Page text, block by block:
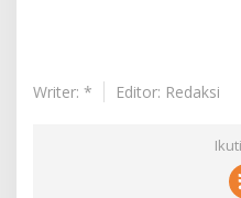
Writer: * Editor: Redaksi